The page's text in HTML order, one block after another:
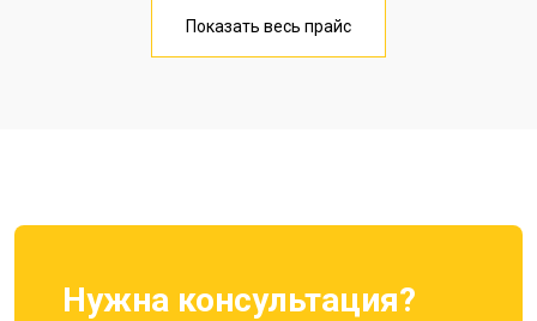
Замена кнопки включения от 1750 ₽
Показать весь прайс
Нужна консультация?